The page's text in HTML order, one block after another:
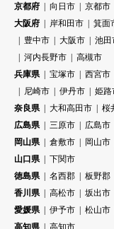
京都府
向日市
京都市
大阪府
岸和田市 箕面
豊中市
大阪市 池田
河内長野市
高槻市
兵庫県
宝塚市 西宮市
尼崎市
伊丹市 姫路
奈良県
大和高田市 桜
広島県
三原市 広島市
岡山県
倉敷市 岡山市
山口県
下関市
徳島県
名西郡
板野郡
香川県
高松市
坂出市
愛媛県
伊予市 松山市
高知県
高知市